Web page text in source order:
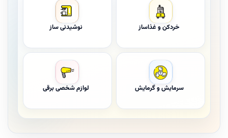
خردکن و غذاساز نوشیدنی ساز
سرمایش و گرمایش لوازم شخصی برقی